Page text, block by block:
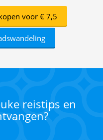
voor € 7,5
reistips en